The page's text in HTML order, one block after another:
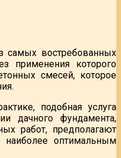
самых востребованных
применения которого
смесей, которое
подобная услуга
дачного фундамента,
работ, предполагают
наиболее оптимальным